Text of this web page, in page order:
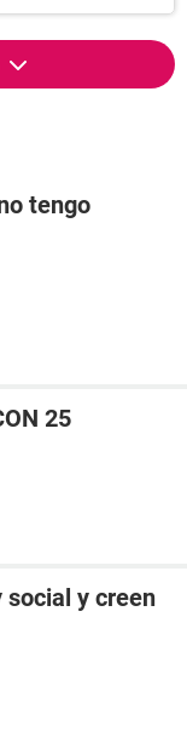
tengo
25
social y creen